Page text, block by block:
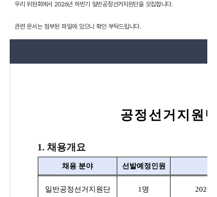
우리 위원회에서 2026년 하반기 일반공정선거지원단을 모집합니다.
관련 문서는 첨부된 파일에 있으니 확인 부탁드립니다.